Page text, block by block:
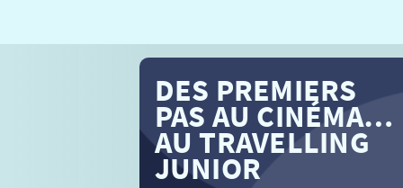
DES PREMIERS
PAS AU CINÉMA…
AU TRAVELLING
JUNIOR